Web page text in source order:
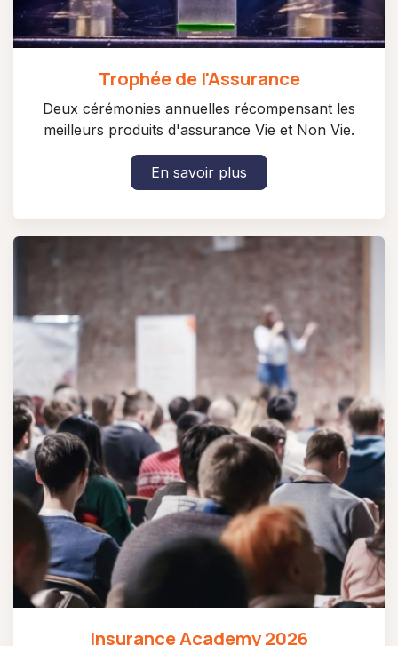
Trophée de l'Assurance
Deux cérémonies annuelles récompensant les
meilleurs produits d'assurance Vie et Non Vie.
En savoir plus
Insurance Academy 2026